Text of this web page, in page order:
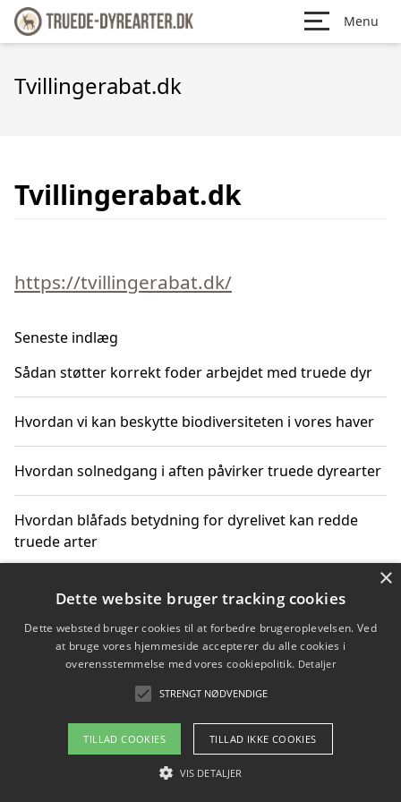
Menu
Tvillingerabat.dk
Tvillingerabat.dk
https://tvillingerabat.dk/
Seneste indlæg
Sådan støtter korrekt foder arbejdet med truede dyr
Hvordan vi kan beskytte biodiversiteten i vores haver
Hvordan solnedgang i aften påvirker truede dyrearter
Hvordan blåfads betydning for dyrelivet kan redde
truede arter
Hvordan kan gaver til unge voksne støtte bevarelsen
Copyright 2026 - Pilanto Aps
Om / kontakt
Blog Betingelser
×
Dette website bruger tracking cookies
Dette websted bruger cookies til at forbedre brugeroplevelsen. Ved
at bruge vores hjemmeside accepterer du alle cookies i
overensstemmelse med vores cookiepolitik. Detaljer
STRENGT NØDVENDIGE
TILLAD COOKIES TILLAD IKKE COOKIES
VIS DETALJER